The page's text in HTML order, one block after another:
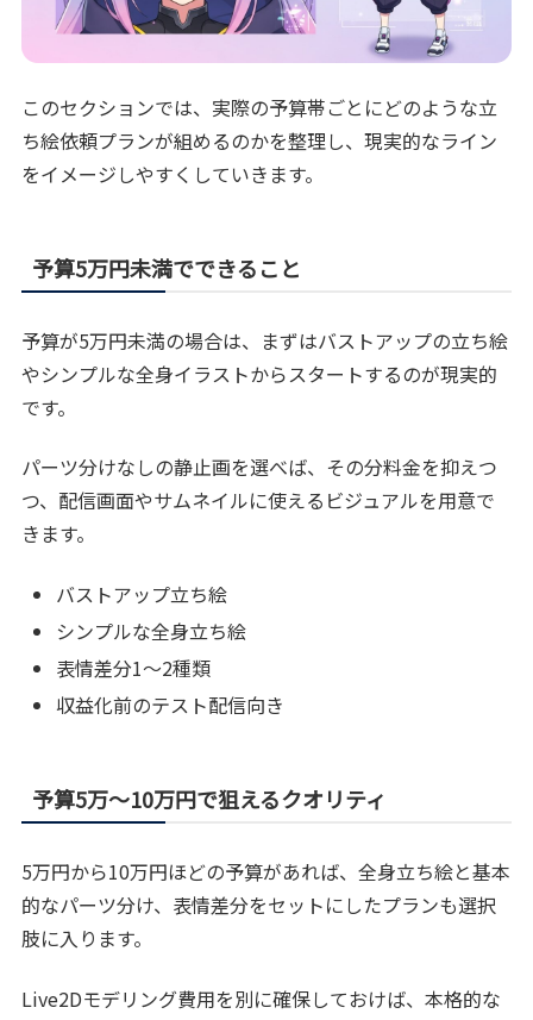
このセクションでは、実際の予算帯ごとにどのような立
ち絵依頼プランが組めるのかを整理し、現実的なライン
をイメージしやすくしていきます。
予算5万円未満でできること
予算が5万円未満の場合は、まずはバストアップの立ち絵
やシンプルな全身イラストからスタートするのが現実的
です。
パーツ分けなしの静止画を選べば、その分料金を抑えつ
つ、配信画面やサムネイルに使えるビジュアルを用意で
きます。
バストアップ立ち絵
シンプルな全身立ち絵
表情差分1〜2種類
収益化前のテスト配信向き
予算5万〜10万円で狙えるクオリティ
5万円から10万円ほどの予算があれば、全身立ち絵と基本
的なパーツ分け、表情差分をセットにしたプランも選択
肢に入ります。
Live2Dモデリング費用を別に確保しておけば、本格的な